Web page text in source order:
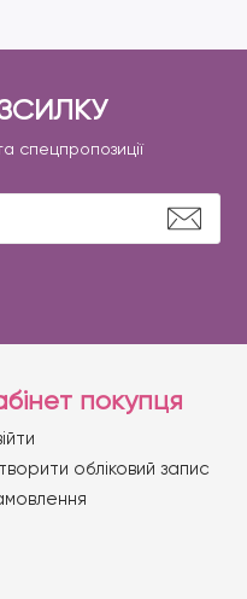
спецпропозиції
покупця
обліковий запис